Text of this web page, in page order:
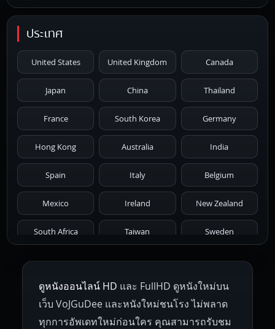
1996 1995 1994 1993 1992
1986 1985 1984 1983 1982
1981 1980 1979 1978 1977
1976 1975 1974 1973 1972
1971 1970 1969 1968 1967
1966 1965 1964 1963 1962
1959 1955
1945 1942 1941 1940 1939
1937 1930
ประเทศ
United States United Kingdom Canada
Japan China Thailand
France South Korea Germany
Hong Kong Australia India
Spain Italy Belgium
Mexico Ireland New Zealand
South Africa Taiwan Sweden
Netherlands Russia Poland
Hungary Denmark Bulgaria
Czech Republic Brazil Turkey
ดูหนังออนไลน์ HD และ FullHD ดูหนังใหม่บน
เว็บ VoJGuDee และหนังใหม่ชนโรง ไม่พลาด
ทุกการอัพเดทใหม่ก่อนใคร คุณสามารถรับชม